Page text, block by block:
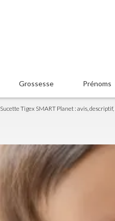
Grossesse Prénoms
Sucette Tigex SMART Planet : avis,